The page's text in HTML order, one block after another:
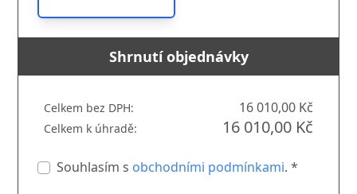
Shrnutí objednávky
Celkem bez DPH: 16 010,00 Kč
Celkem k úhradě: 16 010,00 Kč
Souhlasím s obchodními podmínkami. *